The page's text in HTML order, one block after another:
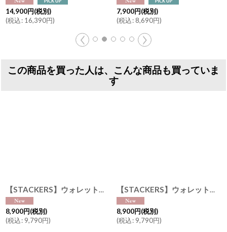
14,900円(税別)
(税込: 16,390円)
7,900円(税別)
(税込: 8,690円)
この商品を買った人は、こんな商品も買っていま
す
【STACKERS】ウォレットバッグ Wallet Bag ブラック Black スタッカーズ ロンドン UK
8,900円(税別)
(税込: 9,790円)
【STACKERS】ウォレットバッグ Wallet Bag キャメル Camel スタッカーズ ロンドン UK
8,900円(税別)
(税込: 9,790円)